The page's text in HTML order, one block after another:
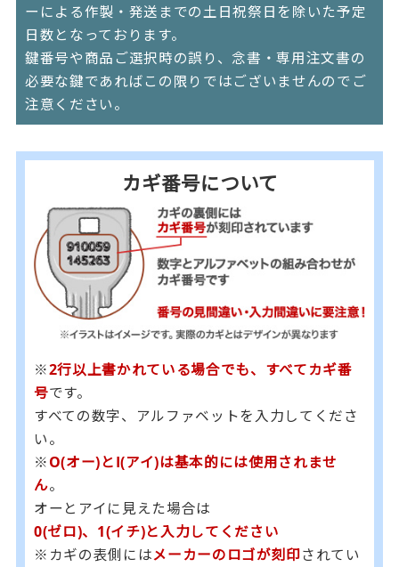
ーによる作製・発送までの土日祝祭日を除いた予定
日数となっております。
鍵番号や商品ご選択時の誤り、念書・専用注文書の
必要な鍵であればこの限りではございませんのでご
注意ください。
カギ番号について
※2行以上書かれている場合でも、すべてカギ番
号です。
すべての数字、アルファベットを入力してくださ
い。
※O(オー)とI(アイ)は基本的には使用されませ
ん。
オーとアイに見えた場合は
0(ゼロ)、1(イチ)と入力してください
※カギの表側にはメーカーのロゴが刻印されてい